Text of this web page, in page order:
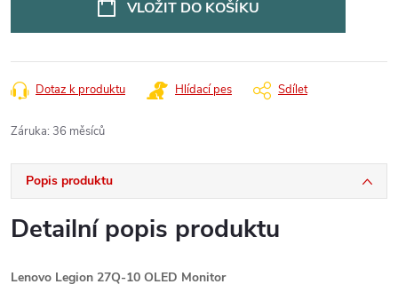
VLOŽIT DO KOŠÍKU
Dotaz k produktu Hlídací pes Sdílet
Záruka: 36 měsíců
Popis produktu
Detailní popis produktu
Lenovo Legion 27Q-10 OLED Monitor